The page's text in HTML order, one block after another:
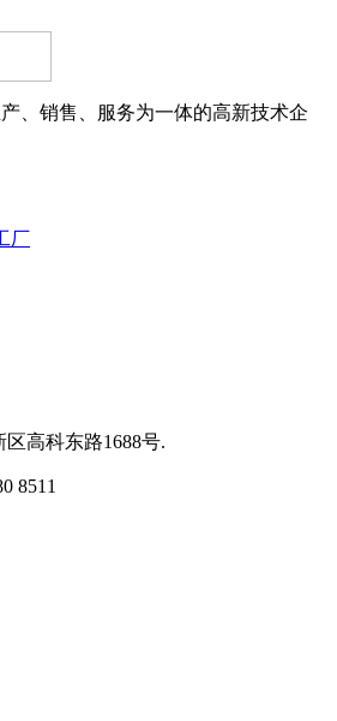
、销售、服务为一体的高新技术企
厂
区高科东路1688号.
8511